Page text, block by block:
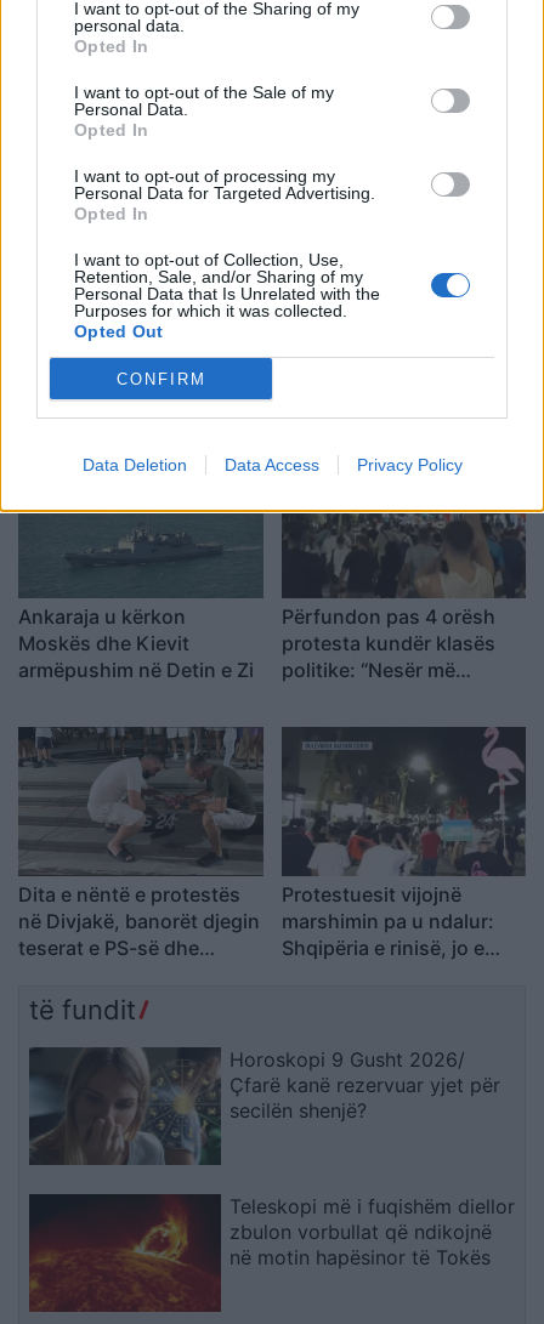
I want to opt-out of the Sharing of my
personal data.
Opted In
I want to opt-out of the Sale of my
Personal Data.
Opted In
I want to opt-out of processing my
Personal Data for Targeted Advertising.
Opted In
I want to opt-out of Collection, Use,
Retention, Sale, and/or Sharing of my
Personal Data that Is Unrelated with the
Purposes for which it was collected.
Opted Out
CONFIRM
Data Deletion Data Access Privacy Policy
Pas dy vitesh në kërkim
për dosjen e inceneratorit
të Tiranës, arrestohet
Renardo Nallbani në
Palasë
Krujë, ndezi zjarr për të
djegur barin dhe flakët u
Zjarri në Krujë përhapet
më tej, evakuohen
banorët e Barabit–Lluban,
raportohen shpërthime
i dyshuari për vrasjen e
Ankaraja u kërkon
Moskës dhe Kievit
armëpushim në Detin e Zi
Përfundon pas 4 orësh
protesta kundër klasës
politike: “Nesër më
Dita e nëntë e protestës
në Divjakë, banorët djegin
teserat e PS-së dhe
me Lushnjën
Protestuesit vijojnë
marshimin pa u ndalur:
Shqipëria e rinisë, jo e
të fundit
Horoskopi 9 Gusht 2026/
Çfarë kanë rezervuar yjet për
secilën shenjë?
Teleskopi më i fuqishëm diellor
zbulon vorbullat që ndikojnë
në motin hapësinor të Tokës